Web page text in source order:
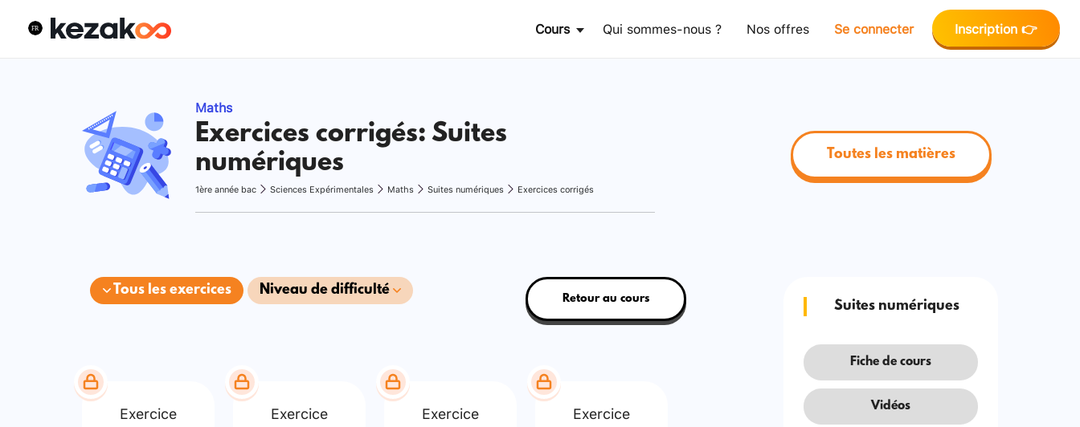
Cours Qui sommes-nous ? Nos offres Se connecter Inscription 👉
Maths
Exercices corrigés: Suites
numériques
1ère année bac Sciences Expérimentales Maths Suites numériques Exercices corrigés
Toutes les matières
Tous les exercices Niveau de difficulté
Retour au cours
Exercice Exercice Exercice Exercice
Suites numériques
Fiche de cours
Vidéos